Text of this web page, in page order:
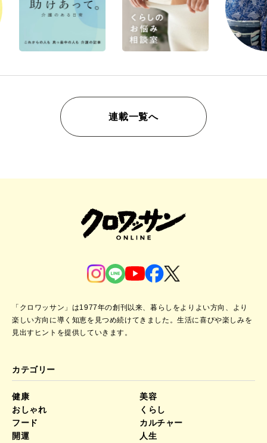
連載一覧へ
「クロワッサン」は1977年の創刊以来、暮らしをよりよい方向、より
楽しい方向に導く知恵を見つめ続けてきました。生活に喜びや楽しみを
見出すヒントを提供していきます。
カテゴリー
健康
美容
おしゃれ
くらし
フード
カルチャー
開運
人生